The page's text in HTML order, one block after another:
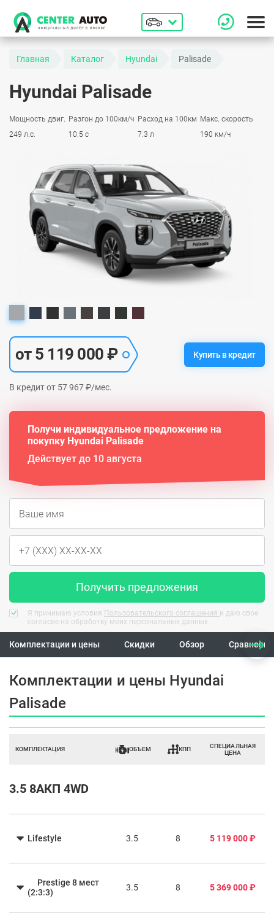
Главная Каталог Hyundai Palisade
Hyundai Palisade
Мощность двиг.
249 л.с.
Разгон до 100км/ч
10.5 с
Расход на 100км
7.3 л
Макс. скорость
190 км/ч
от 5 119 000 ₽ Купить в кредит
В кредит от 57 967 ₽/мес.
Получи индивидуальное предложение на
покупку Hyundai Palisade
Действует до 10 августа
Получить предложения
Я принимаю условия Пользовательского соглашения и даю свое
согласие на обработку моих персональных данных
Комплектации и цены Скидки Обзор
Комплектации и цены Hyundai
Palisade
КОМПЛЕКТАЦИЯ ОБЪЕМ КПП
СПЕЦИАЛЬНАЯ
ЦЕНА
3.5 8АКП 4WD
Lifestyle 3.5 8 5 119 000 ₽
Prestige 8 мест
(2:3:3)
3.5 8 5 369 000 ₽